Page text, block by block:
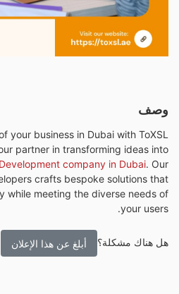
وصف
your business in Dubai with ToXSL
partner in transforming ideas into
company in Dubai. Our
crafts bespoke solutions that
while meeting the diverse needs of
your users.
هل هناك مشكلة؟ أبلغ عن هذا الإعلان